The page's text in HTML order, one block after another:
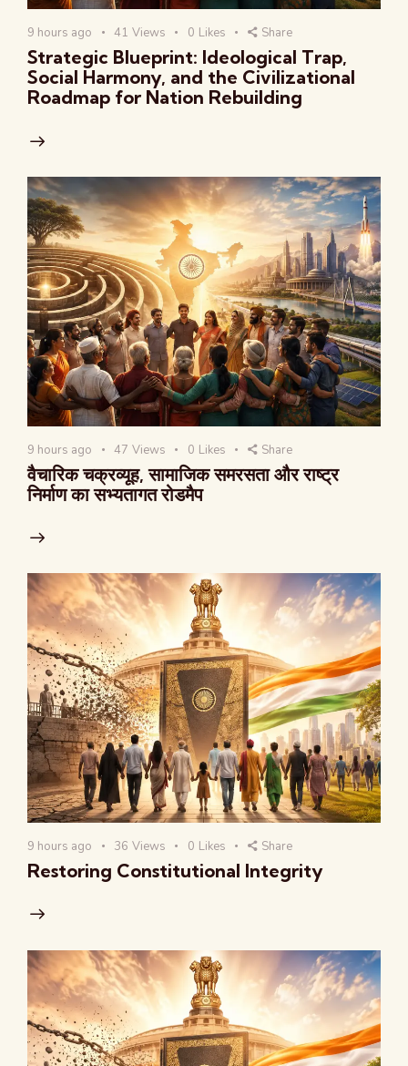
9 hours ago 41 Views 0 Likes Share
Strategic Blueprint: Ideological Trap,
Social Harmony, and the Civilizational
Roadmap for Nation Rebuilding
9 hours ago 47 Views 0 Likes Share
वैचारिक चक्रव्यूह, सामाजिक समरसता और राष्ट्र
निर्माण का सभ्यतागत रोडमैप
9 hours ago 36 Views 0 Likes Share
Restoring Constitutional Integrity